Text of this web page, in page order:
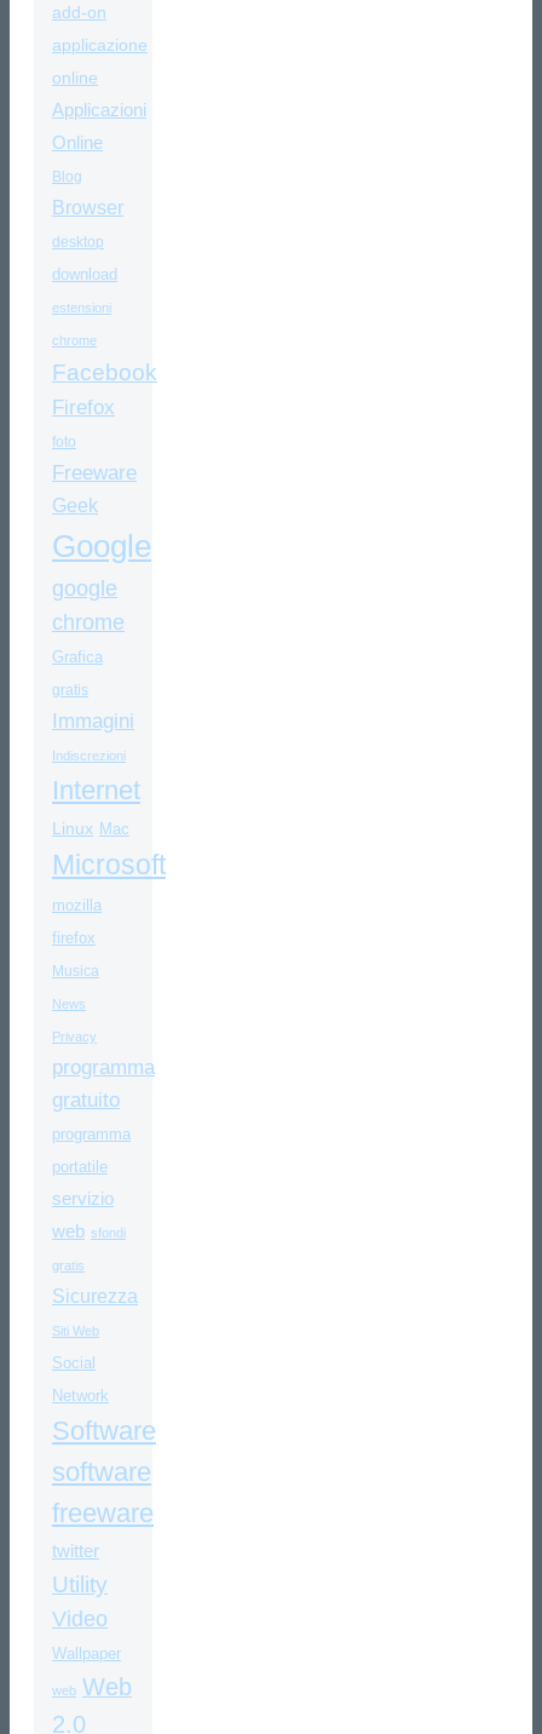
add-on
applicazione
online
Applicazioni
Online
Blog
Browser
desktop
download
estensioni
chrome
Facebook
Firefox
foto
Freeware
Geek
Google
google
chrome
Grafica
gratis
Immagini
Indiscrezioni
Internet
Linux Mac
Microsoft
mozilla
firefox
Musica
News
Privacy
programma
gratuito
programma
portatile
servizio
web sfondi
gratis
Sicurezza
Siti Web
Social
Network
Software
software
freeware
twitter
Utility
Video
Wallpaper
web Web
2.0